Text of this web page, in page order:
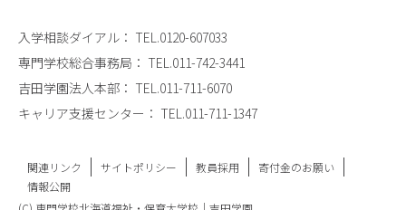
入学相談ダイアル： TEL.0120-607033
専門学校総合事務局： TEL.011-742-3441
吉田学園法人本部： TEL.011-711-6070
キャリア支援センター： TEL.011-711-1347
関連リンク サイトポリシー 教員採用
寄付金のお願い
情報公開